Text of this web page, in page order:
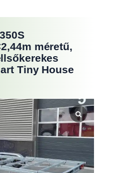
méretű,
Tiny House